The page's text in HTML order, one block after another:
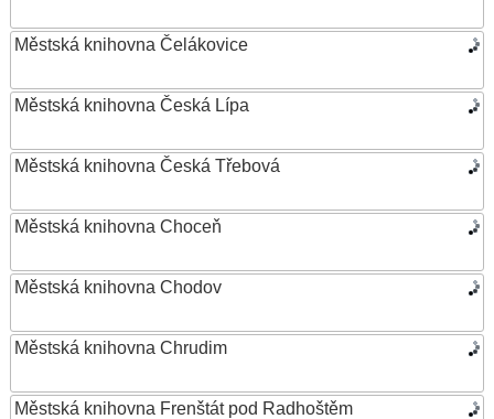
Městská knihovna Čelákovice
Městská knihovna Česká Lípa
Městská knihovna Česká Třebová
Městská knihovna Choceň
Městská knihovna Chodov
Městská knihovna Chrudim
Městská knihovna Frenštát pod Radhoštěm